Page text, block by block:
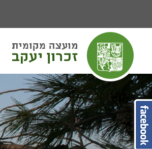
הגדל גודל פונט
הקטן גודל פונט
מצב ניגודיות גבוהה
מצב ניגודיות נמוכה
הצג קישורים
הצהרת נגישות